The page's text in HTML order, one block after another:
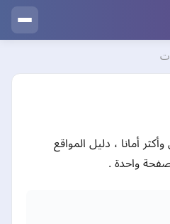
أمانا ، دليل المواقع
صفحة واحدة .